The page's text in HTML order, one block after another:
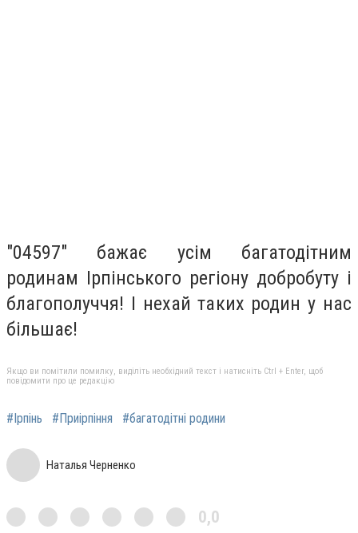
"04597" бажає усім багатодітним
родинам Ірпінського регіону добробуту і
благополуччя! І нехай таких родин у нас
більшає!
Якщо ви помітили помилку, виділіть необхідний текст і натисніть Ctrl + Enter, щоб
повідомити про це редакцію
#Ірпінь #Приірпіння #багатодітні родини
Наталья Черненко
0,0